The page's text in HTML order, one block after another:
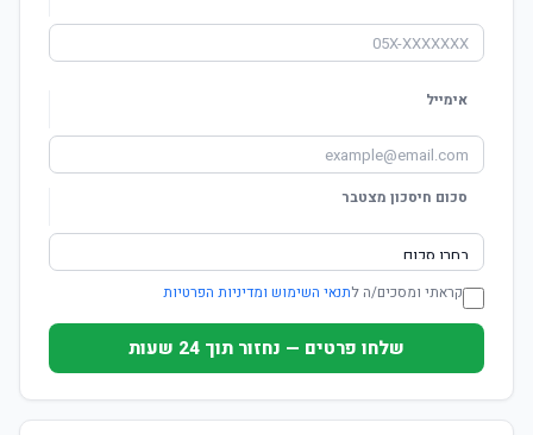
אימייל
סכום חיסכון מצטבר
קראתי ומסכים/ה לתנאי השימוש ומדיניות הפרטיות
שלחו פרטים — נחזור תוך 24 שעות